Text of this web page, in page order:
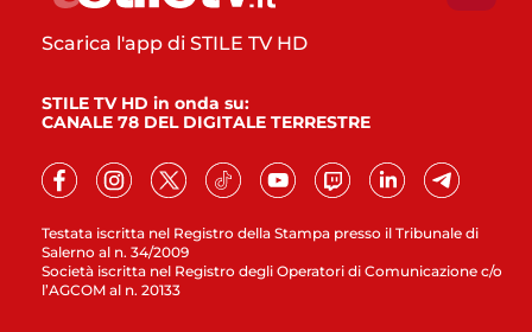
Testata iscritta nel Registro della Stampa presso il Tribunale di
Salerno al n. 34/2009
Società iscritta nel Registro degli Operatori di Comunicazione c/o
l’AGCOM al n. 20133
Scarica l'app di STILE TV HD
STILE TV HD in onda su:
CANALE 78 DEL DIGITALE TERRESTRE